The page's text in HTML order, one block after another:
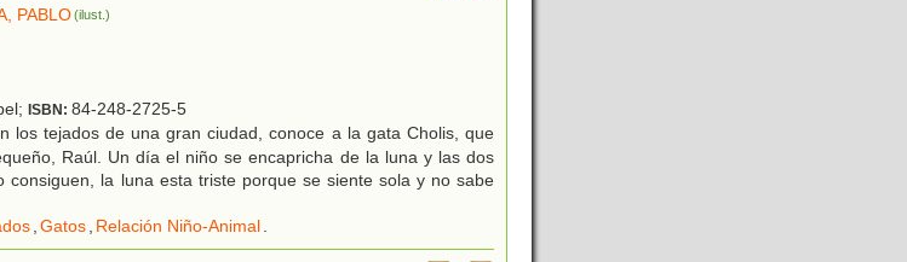
PABLO(ilust.)
ISBN: 84-248-2725-5
los tejados de una gran ciudad, conoce a la gata Cholis, que
Raúl. Un día el niño se encapricha de la luna y las dos
consiguen, la luna esta triste porque se siente sola y no sabe
Gatos Relación Niño-Animal